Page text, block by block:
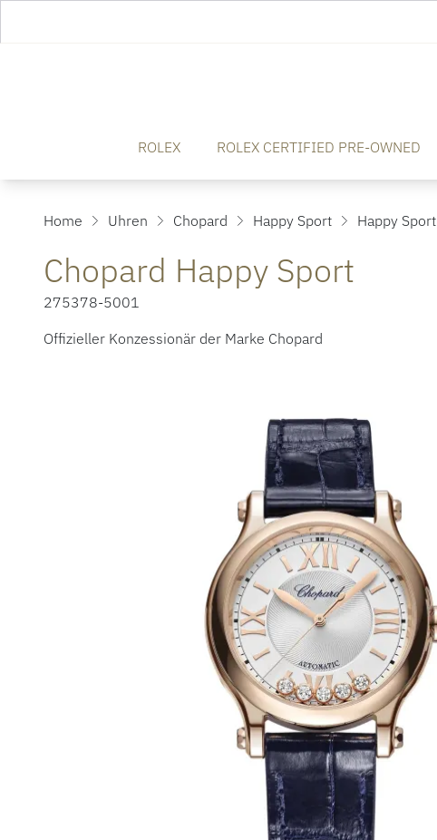
ROLEX ROLEX CERTIFIED PRE-OWNED
Home Uhren Chopard Happy Sport Happy Sport
Chopard Happy Sport
275378-5001
Offizieller Konzessionär der Marke Chopard